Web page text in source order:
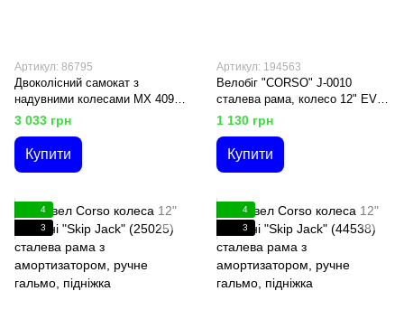
Артикул: 86795
Двоколісний самокат з
надувними колесами МХ 40902
"Corso" переднє 16" / заднє 12"
ручне переднє гальмо
3 033 грн
Купити
Артикул: 194563
Велобіг "CORSO" J-0010
сталева рама, колесо 12" EVA
(ПІНА), підставка для ніжок
1 130 грн
Купити
4
3
4
3